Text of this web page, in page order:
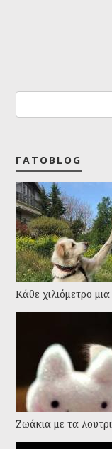
ΓΑΤΟBLOG
Kάθε χιλιόμετρο
Ζωάκια με τα